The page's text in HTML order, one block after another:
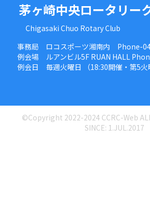
茅ヶ崎中央ロータリー
Chigasaki Chuo Rotary Club
事務局 ロコスポーツ湘南内 Phone-
例会場 ルアンビル5F RUAN HALL
例会日 毎週火曜日 （18:30開催・第5火
©Copyright 2022-2024 CCRC-Web
SINCE: 1.JUL.2017